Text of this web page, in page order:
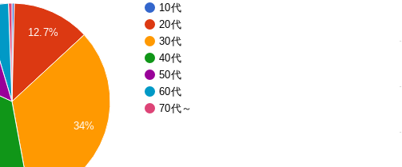
10代
20代
30代
40代
50代
60代
70代～
12.7%
34%